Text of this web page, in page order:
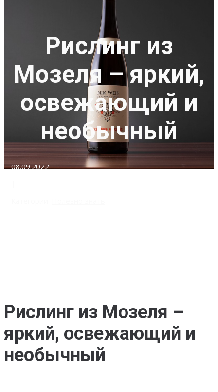
Рислинг из
Мозеля – яркий,
освежающий и
необычный
08.09.2022
Рислинг из Мозеля –
яркий, освежающий и
необычный